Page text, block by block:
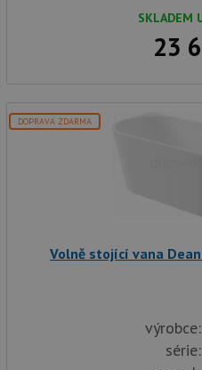
SKLADEM
23
DOPRAVA ZDARMA
Volně stojící vana